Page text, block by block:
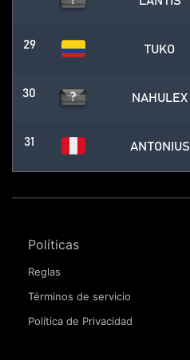
29 TUKO
30 NAHULEX
31 ANTONIUS
Políticas
Reglas
Términos de servicio
Política de Privacidad